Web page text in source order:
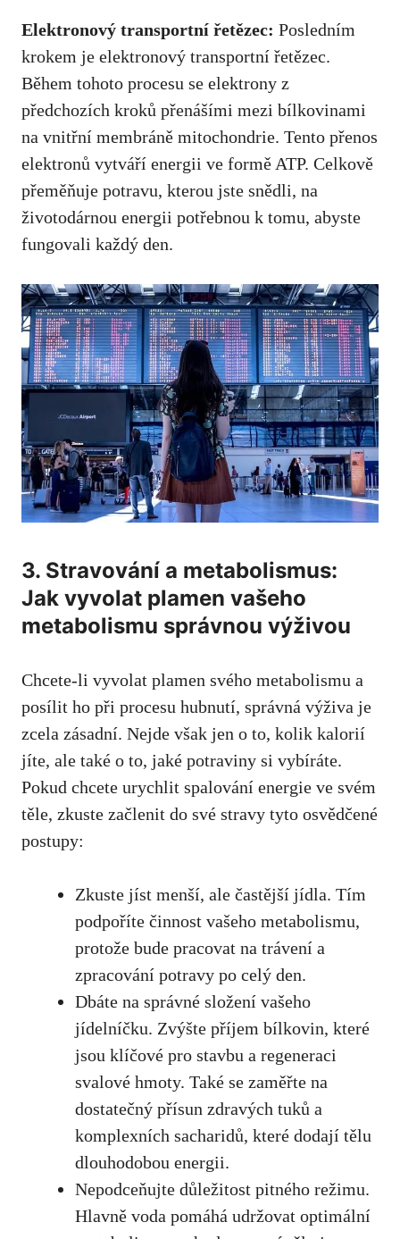
Elektronový transportní řetězec: ⁢Posledním
⁢krokem je elektronový transportní řetězec.
⁣Během tohoto procesu se elektrony z
předchozích kroků přenášími⁢ mezi bílkovinami
na vnitřní membráně ⁤mitochondrie. ⁣Tento přenos
elektronů​ vytváří⁣ energii ve ⁣formě ⁢ATP. Celkově
přeměňuje potravu, kterou jste snědli, na
⁣životodárnou energii potřebnou k ‍tomu, abyste
fungovali každý den.
3. ⁣Stravování a‌ metabolismus:
Jak vyvolat plamen‍ vašeho ​
metabolismu správnou výživou
Chcete-li ⁣vyvolat plamen ‍svého metabolismu a
posílit ho při ‍procesu hubnutí, správná výživa ‌je
zcela zásadní. Nejde však jen o to, kolik kalorií
jíte, ale‌ také o to, jaké potraviny si vybíráte.
Pokud chcete urychlit spalování energie ve svém
​těle, ‌zkuste začlenit do ⁢své stravy tyto osvědčené
postupy:
Zkuste⁢ jíst menší, ale častější⁣ jídla. Tím
podpoříte ‌činnost vašeho⁣ metabolismu,
protože bude pracovat na trávení ‍a
zpracování potravy po celý‌ den.
Dbáte na správné složení vašeho
jídelníčku.⁣ Zvýšte příjem​ bílkovin, které
jsou klíčové pro stavbu a⁣ regeneraci‍
svalové hmoty. ⁣Také se zaměřte na
dostatečný přísun zdravých tuků a⁤
komplexních ​sacharidů, které⁤ dodají tělu
dlouhodobou ⁤energii.
Nepodceňujte důležitost pitného režimu.‌
Hlavně ‍voda pomáhá udržovat optimální